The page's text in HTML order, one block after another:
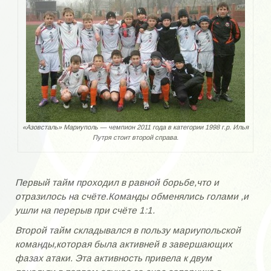
Гусев Валерий Викторович
Делалов Михаил Константинович
Дехтяр Николай
Доровский Юрий Михайлович
Доценко Иван Владимирович
Ищенко Владислав Фёдорович
Касьян Иван Андреевич
«Азовсталь» Мариуполь — чемпион 2011 года в категории 1998 г.р. Илья
Путря стоит второй справа.
Первый тайм проходил в равной борьбе,что и
отразилось на счёте.Команды обменялись голами ,и
ушли на перерыв при счёте 1:1.
Второй тайм складывался в пользу мариупольской
команды,которая была активней в завершающих
фазах атаки. Эта активность привела к двум